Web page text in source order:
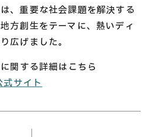
、重要な社会課題を解決する
方創生をテーマに、熱いディ
広げました。
する詳細はこちら
サイト